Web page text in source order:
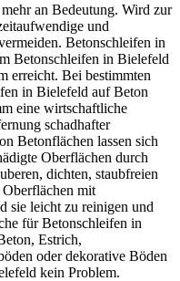
an Bedeutung. Wird zur
und
Betonschleifen in
Betonschleifen in Bielefeld
erreicht. Bei bestimmten
in Bielefeld auf Beton
eine wirtschaftliche
schadhafter
Betonflächen lassen sich
Oberflächen durch
dichten, staubfreien
Oberflächen mit
sie leicht zu reinigen und
für Betonschleifen in
Estrich,
oder dekorative Böden
kein Problem.